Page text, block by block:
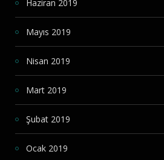
Haziran 2019
Mayıs 2019
Nisan 2019
Mart 2019
Şubat 2019
Ocak 2019